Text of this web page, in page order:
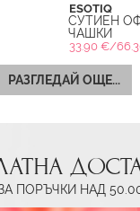
ESOTIQ
СУТИЕН
ЧАШКИ
33.90 €/
РАЗГЛЕДАЙ ОЩЕ...
ЗА ПОРЪЧКИ НАД